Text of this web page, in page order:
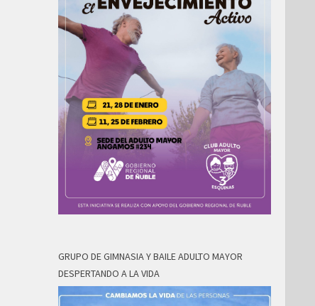
GRUPO DE GIMNASIA Y BAILE ADULTO MAYOR
DESPERTANDO A LA VIDA